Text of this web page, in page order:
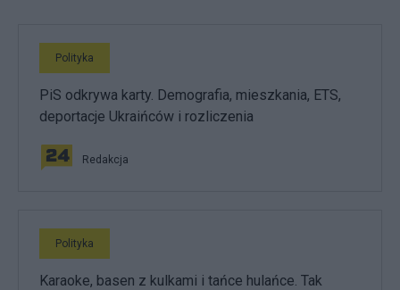
Polityka
PiS odkrywa karty. Demografia, mieszkania, ETS,
deportacje Ukraińców i rozliczenia
Redakcja
Polityka
Karaoke, basen z kulkami i tańce hulańce. Tak